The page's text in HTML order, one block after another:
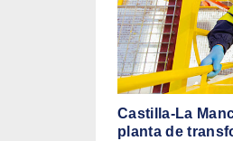
Castilla-La
planta de